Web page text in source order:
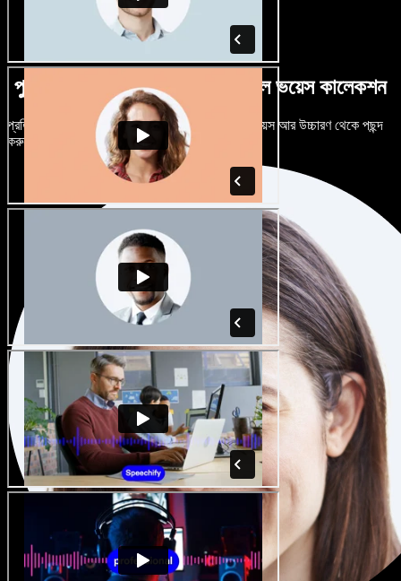
পুরুষ-নারী ভেদে নানান উচ্চারণে বিশাল ভয়েস কালেকশন
প্রতিটি প্রজেক্টকে আলাদা শোনাতে দিন। শত শত AI ভয়েস আর উচ্চারণ থেকে পছন্দ
করুন, নিজের মতো টিউন করুন।